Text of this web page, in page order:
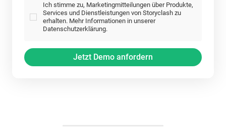
Ich stimme zu, Marketingmitteilungen über Produkte,
Services und Dienstleistungen von Storyclash zu
erhalten. Mehr Informationen in unserer
Datenschutzerklärung.